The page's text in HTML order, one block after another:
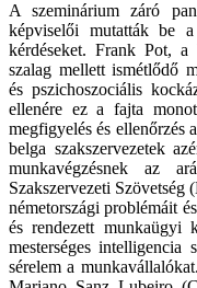
A szeminárium záró
képviselői mutatták be
kérdéseket. Frank Pot, a
szalag mellett ismétlődő
és pszichoszociális
ellenére ez a fajta
megfigyelés és ellenőrzés
belga szakszervezetek
munkavégzésnek az
Szakszervezeti Szövetség
németországi problémáit
és rendezett munkaügyi
mesterséges intelligencia
sérelem a